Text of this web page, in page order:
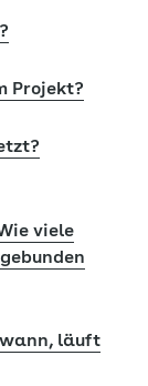
Projekt?
viele
wann, läuft